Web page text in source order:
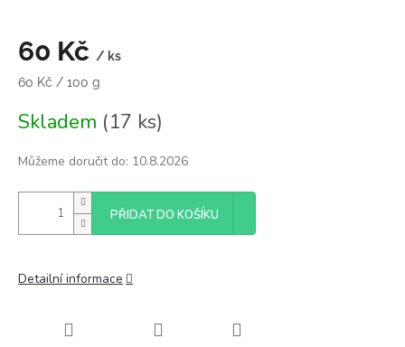
60 Kč / ks
Měrná
60 Kč / 100 g
Skladem (17 ks)
Můžeme doručit do: 10.8.2026
PŘIDAT DO KOŠÍKU
Detailní informace